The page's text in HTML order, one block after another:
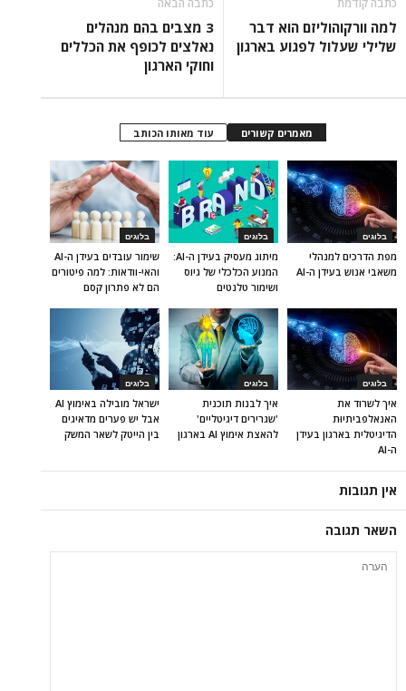
כתבה קודמת
למה וורקוהוליזם הוא דבר
שלילי שעלול לפגוע בארגון
כתבה הבאה
3 מצבים בהם מנהלים
נאלצים לכופף את הכללים
וחוקי הארגון
מאמרים קשורים עוד מאותו הכותב
בלוגים
שימור עובדים בעידן ה-AI
והאי-וודאות: למה פיטורים
הם לא פתרון קסם
בלוגים
מיתוג מעסיק בעידן ה-AI:
המנוע הכלכלי של גיוס
ושימור טלנטים
בלוגים
מפת הדרכים למנהלי
משאבי אנוש בעידן ה-AI
בלוגים
ישראל מובילה באימוץ AI
אבל יש פערים מדאיגים
בין הייטק לשאר המשק
בלוגים
איך לבנות תוכנית
'שגרירים דיגיטליים'
להאצת אימוץ AI בארגון
בלוגים
איך לשרוד את
האנאלפביתיוּת
הדיגיטלית בארגון בעידן
ה-AI
אין תגובות
השאר תגובה